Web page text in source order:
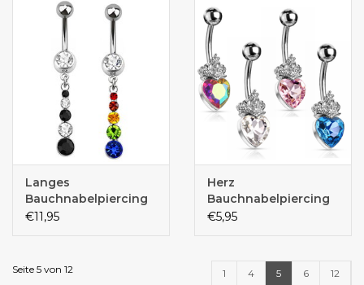
Langes
Bauchnabelpiercing
€11,95
Herz
Bauchnabelpiercing
€5,95
Seite 5 von 12 1 4 5 6 12